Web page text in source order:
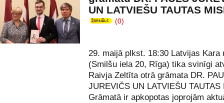
UN LATVIEŠU TAUTAS
(0)
29. maijā plkst. 18:30 Latvijas Kara
(Smilšu iela 20, Rīga) tika svinīgi
Raivja Zeltītaotrā grāmata DR.
JUREVIČS UN LATVIEŠU TAUTAS
Grāmatā ir apkopotas joprojām